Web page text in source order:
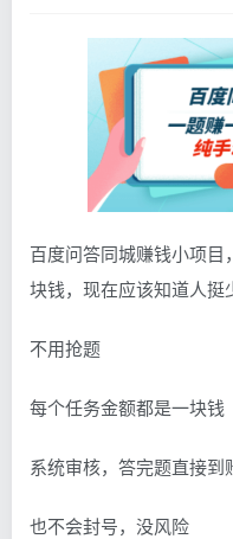
百度问答同城赚钱小项
块钱，现在应该知道人挺
不用抢题
每个任务金额都是一块钱
系统审核，答完题直接到
也不会封号，没风险